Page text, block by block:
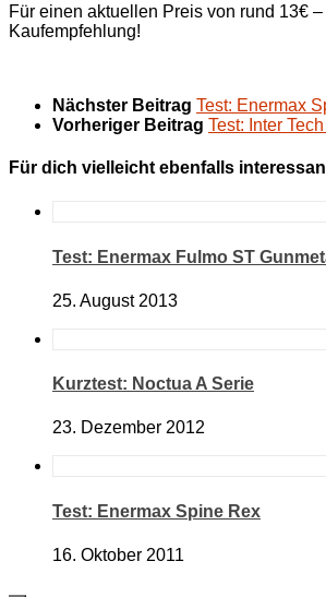
Für einen aktuellen Preis von rund 13€
Kaufempfehlung!
Nächster Beitrag Test: Enermax
Vorheriger Beitrag Test: Inter
Für dich vielleicht ebenfalls
Test: Enermax Fulmo ST
25. August 2013
Kurztest: Noctua A Serie
23. Dezember 2012
Test: Enermax Spine Rex
16. Oktober 2011